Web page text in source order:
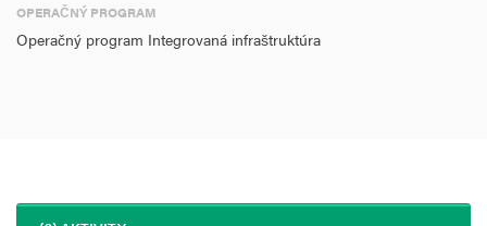
OPERAČNÝ PROGRAM
Operačný program Integrovaná infraštruktúra